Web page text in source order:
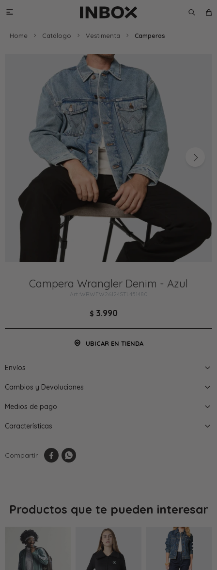

Home Catálogo Vestimenta Camperas
Campera Wrangler Denim - Azul
WRWFW26124STL451480
$ 3.990
UBICAR EN TIENDA
Envíos
Cambios y Devoluciones
Medios de pago
Características
 
Productos que te pueden interesar